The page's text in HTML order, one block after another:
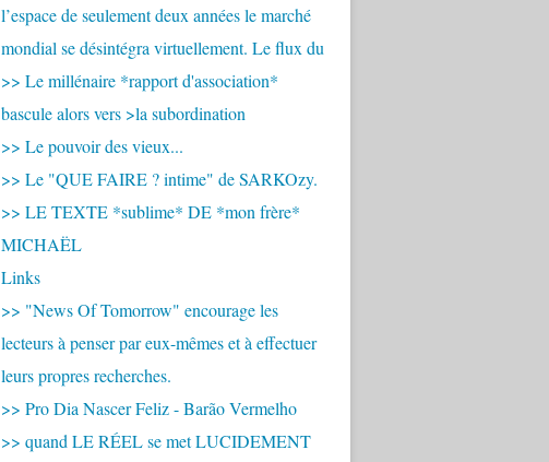
l’espace de seulement deux années le marché
mondial se désintégra virtuellement. Le flux du
>> Le millénaire *rapport d'association*
bascule alors vers >la subordination
>> Le pouvoir des vieux...
>> Le "QUE FAIRE ? intime" de SARKOzy.
>> LE TEXTE *sublime* DE *mon frère*
MICHAËL
Links
>> "News Of Tomorrow" encourage les
lecteurs à penser par eux-mêmes et à effectuer
leurs propres recherches.
>> Pro Dia Nascer Feliz - Barão Vermelho
>> quand LE RÉEL se met LUCIDEMENT